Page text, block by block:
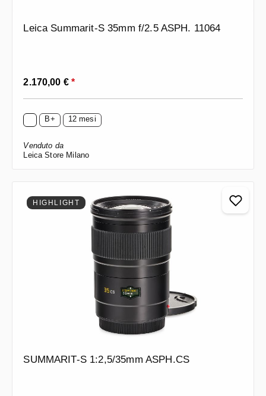
Leica Summarit-S 35mm f/2.5 ASPH. 11064
Prezzo normale:
2.170,00 €*
B+ 12 mesi
Venduto da
Leica Store Milano
HIGHLIGHT
SUMMARIT-S 1:2,5/35mm ASPH.CS